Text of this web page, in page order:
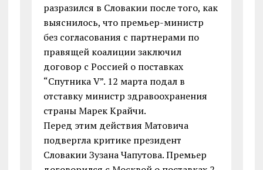
разразился в Словакии после того, как
выяснилось, что премьер-министр
без согласования с партнерами по
правящей коалиции заключил
договор с Россией о поставках
“Спутника V”. 12 марта подал в
отставку министр здравоохранения
страны Марек Крайчи.
Перед этим действия Матовича
подвергла критике президент
Словакии Зузана Чапутова. Премьер